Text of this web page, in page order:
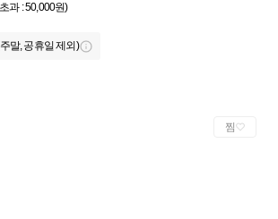
과 : 50,000원)
말, 공휴일 제외)
찜